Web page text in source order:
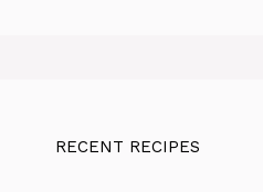
RECENT RECIPES